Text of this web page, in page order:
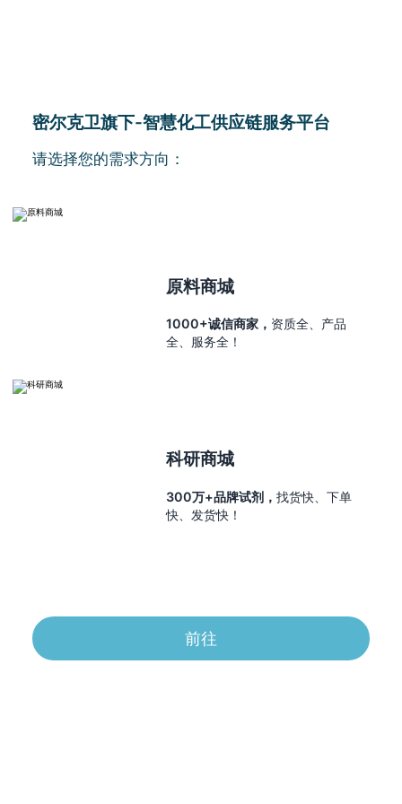
密尔克卫旗下-智慧化工供应链服务平台
请选择您的需求方向：
原料商城
1000+诚信商家， 资质全、产品
全、服务全！
科研商城
300万+品牌试剂，找货快、下单
快、发货快！
前往